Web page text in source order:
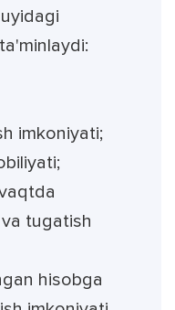
imkoniyati;
tugatish
hisobga